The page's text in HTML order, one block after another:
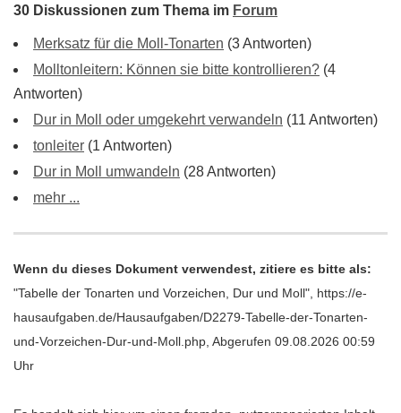
30 Diskussionen zum Thema im Forum
Merksatz für die Moll-Tonarten (3 Antworten)
Molltonleitern: Können sie bitte kontrollieren? (4
Antworten)
Dur in Moll oder umgekehrt verwandeln (11 Antworten)
tonleiter (1 Antworten)
Dur in Moll umwandeln (28 Antworten)
mehr ...
Wenn du dieses Dokument verwendest, zitiere es bitte als:
"Tabelle der Tonarten und Vorzeichen, Dur und Moll", https://e-
hausaufgaben.de/Hausaufgaben/D2279-Tabelle-der-Tonarten-
und-Vorzeichen-Dur-und-Moll.php, Abgerufen 09.08.2026 00:59
Uhr